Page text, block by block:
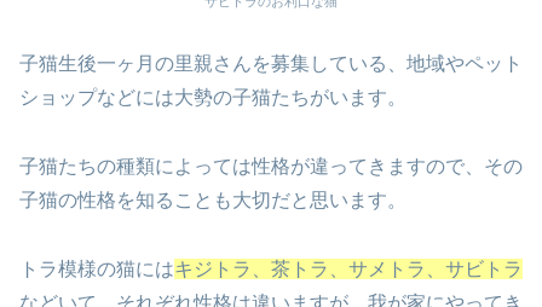
子猫生後一ヶ月の里親さんを募集している、地域やペット
ショップなどには大勢の子猫たちがいます。
子猫たちの種類によっては性格が違ってきますので、その
子猫の性格を知ることも大切だと思います。
トラ模様の猫にはキジトラ、茶トラ、サメトラ、サビトラ
などいて、それぞれ性格は違いますが、我が家にやってき